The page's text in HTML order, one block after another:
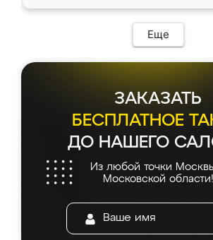
Еще
ЗАКАЗАТЬ
БЕСПЛАТНОЕ
ДО НАШЕГО
Из любой точки
Московской области!